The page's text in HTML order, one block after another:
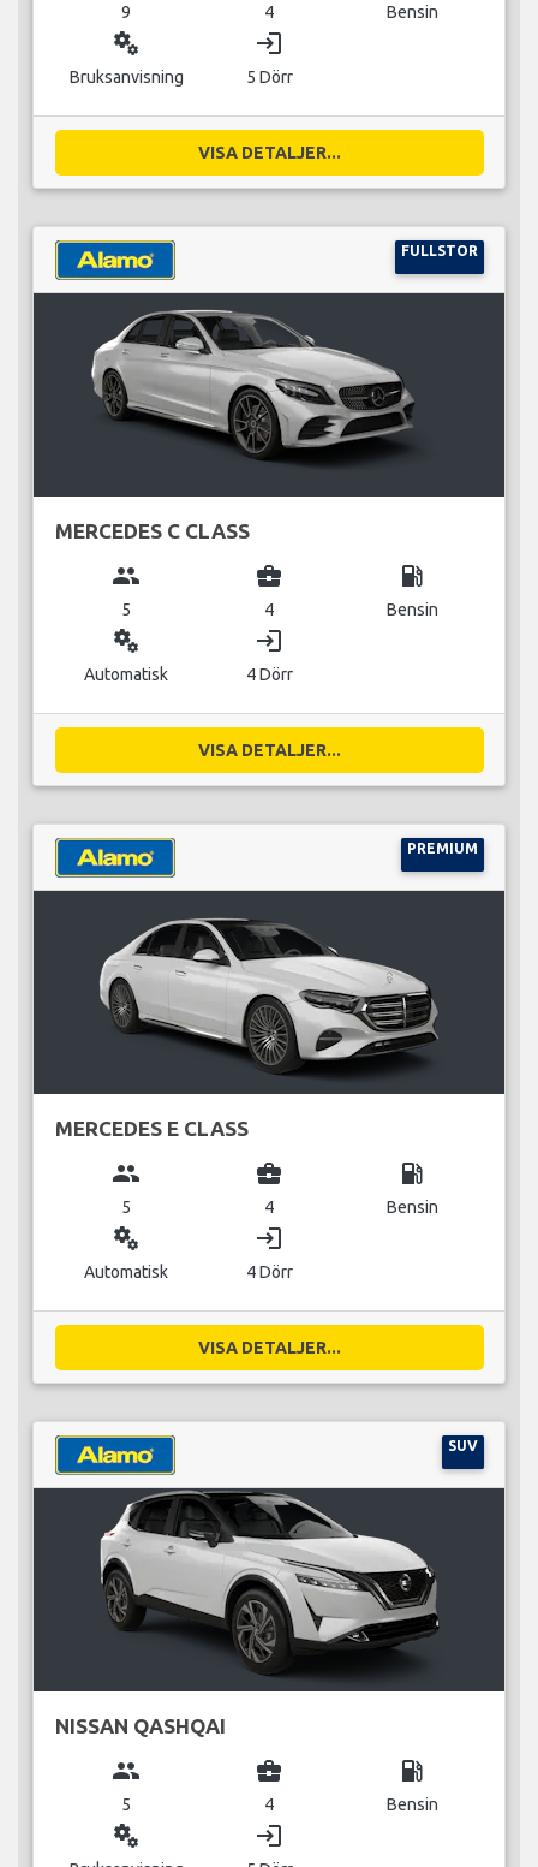
9 4 Bensin
miscellaneous_services
Bruksanvisning
login
5 Dörr
VISA DETALJER...
FULLSTOR
MERCEDES C CLASS
group
5
business_center
4
local_gas_station
Bensin
miscellaneous_services
Automatisk
login
4 Dörr
VISA DETALJER...
PREMIUM
MERCEDES E CLASS
group
5
business_center
4
local_gas_station
Bensin
miscellaneous_services
Automatisk
login
4 Dörr
VISA DETALJER...
SUV
NISSAN QASHQAI
group
5
business_center
4
local_gas_station
Bensin
miscellaneous_services login